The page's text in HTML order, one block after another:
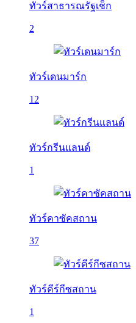
ทัวร์สาธารณรัฐเช็ก
2
ทัวร์เดนมาร์ก
12
ทัวร์กรีนแลนด์
1
ทัวร์คาซัคสถาน
37
ทัวร์คีร์กีซสถาน
1